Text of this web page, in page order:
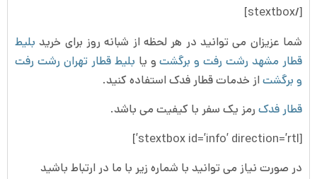
[/stextbox]
شما عزیزان می توانید در هر لحظه از شبانه روز برای خرید بلیط
قطار مشهد رشت رفت و برگشتو یا بلیط قطار تهران رشت رفت
و برگشتاز خدمات قطار فدک استفاده کنید.
قطار فدک رمز یک سفر با کیفیت می باشد.
[stextbox id=’info’ direction=’rtl’]
در صورت نیاز می توانید با شماره زیر با ما در ارتباط باشید